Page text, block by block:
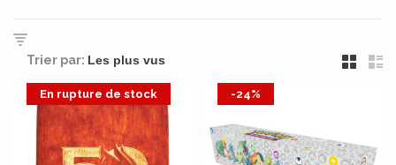
Trier par:
En rupture de stock -24%